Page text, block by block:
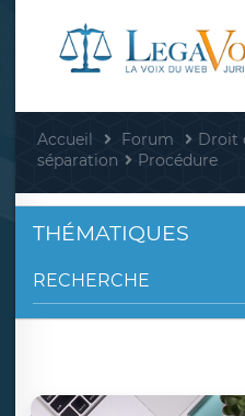
Accueil Forum Droit
séparation
Procédure
THÉMATIQUES